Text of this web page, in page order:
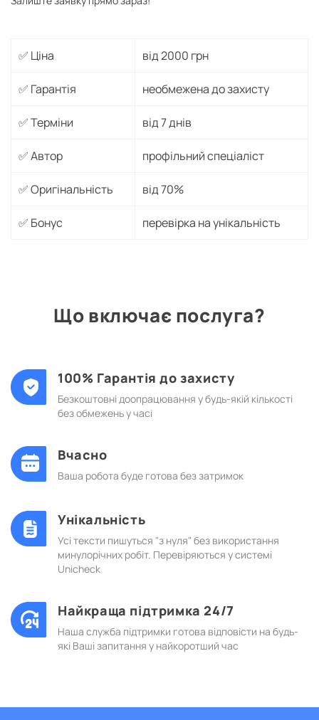
✅ Ціна від 2000 грн
✅ Гарантія необмежена до захисту
✅ Терміни від 7 днів
✅ Автор профільний спеціаліст
✅ Оригінальність від 70%
✅ Бонус перевірка на унікальність
Що включає послуга?
100% Гарантія до захисту
Безкоштовні доопрацювання у будь-якій кількості
без обмежень у часі
Вчасно
Ваша робота буде готова без затримок
Унікальність
Усі тексти пишуться "з нуля" без використання
минулорічних робіт. Перевіряються у системі
Unicheck
Найкраща підтримка 24/7
Наша служба підтримки готова відповісти на будь-
які Ваші запитання у найкоротший час